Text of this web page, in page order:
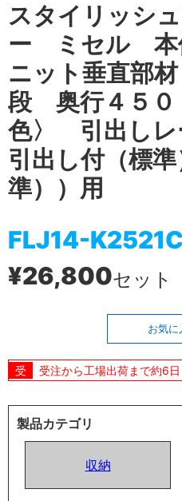
スタイリッシ
ー ミセル 本
ニット垂直部
段 奥行４５
色〉 引出し
引出し付（標
準））用
FLJ14-
¥26,800セット
お気に
受注から工場出荷まで約6日
製品カテゴリ
収納